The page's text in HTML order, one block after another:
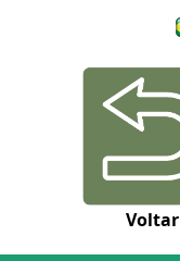
Voltar